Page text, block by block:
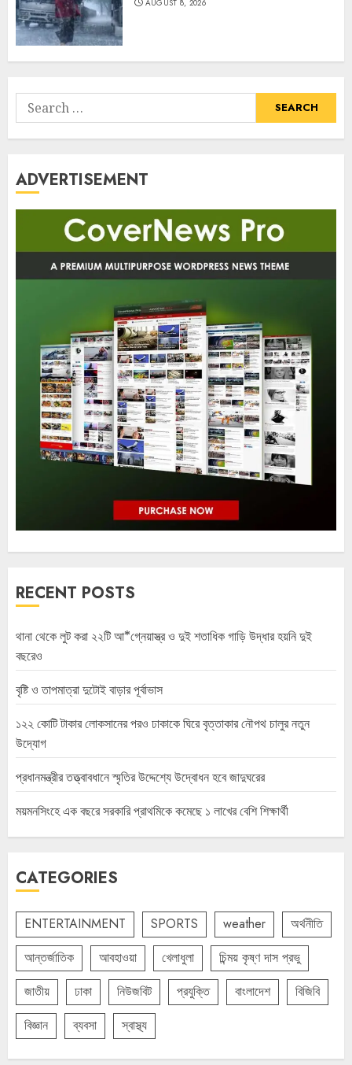
AUGUST 8, 2026
Search
for:
ADVERTISEMENT
RECENT POSTS
থানা থেকে লুট করা ২২টি আ*গ্নেয়াস্ত্র ও দুই শতাধিক গাড়ি উদ্ধার হয়নি দুই
বছরেও
বৃষ্টি ও তাপমাত্রা দুটোই বাড়ার পূর্বাভাস
১২২ কোটি টাকার লোকসানের পরও ঢাকাকে ঘিরে বৃত্তাকার নৌপথ চালুর নতুন
উদ্যোগ
প্রধানমন্ত্রীর তত্ত্বাবধানে স্মৃতির উদ্দেশ্যে উদ্বোধন হবে জাদুঘরের
ময়মনসিংহে এক বছরে সরকারি প্রাথমিকে কমেছে ১ লাখের বেশি শিক্ষার্থী
CATEGORIES
ENTERTAINMENT SPORTS weather
অর্থনীতি
আন্তর্জাতিক
আবহাওয়া খেলাধুলা
চিন্ময় কৃষ্ণ দাস প্রভু
জাতীয়
ঢাকা নিউজবিট প্রযুক্তি বাংলাদেশ
বিজিবি
বিজ্ঞান
ব্যবসা স্বাস্থ্য